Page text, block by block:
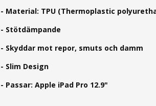
- Material: TPU (Thermoplastic
- Stötdämpande
- Skyddar mot repor, smuts och damm
- Slim Design
- Passar: Apple iPad Pro 12.9"